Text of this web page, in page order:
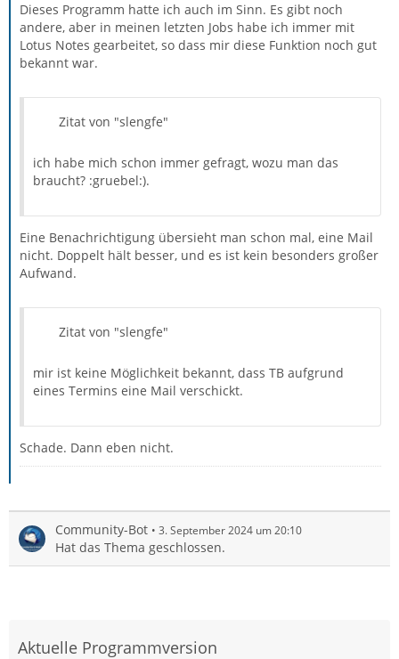
Dieses Programm hatte ich auch im Sinn. Es gibt noch
andere, aber in meinen letzten Jobs habe ich immer mit
Lotus Notes gearbeitet, so dass mir diese Funktion noch gut
bekannt war.
Zitat von "slengfe"
ich habe mich schon immer gefragt, wozu man das
braucht? :gruebel:).
Eine Benachrichtigung übersieht man schon mal, eine Mail
nicht. Doppelt hält besser, und es ist kein besonders großer
Aufwand.
Zitat von "slengfe"
mir ist keine Möglichkeit bekannt, dass TB aufgrund
eines Termins eine Mail verschickt.
Schade. Dann eben nicht.
Community-Bot 3. September 2024 um 20:10
Hat das Thema geschlossen.
Aktuelle Programmversion